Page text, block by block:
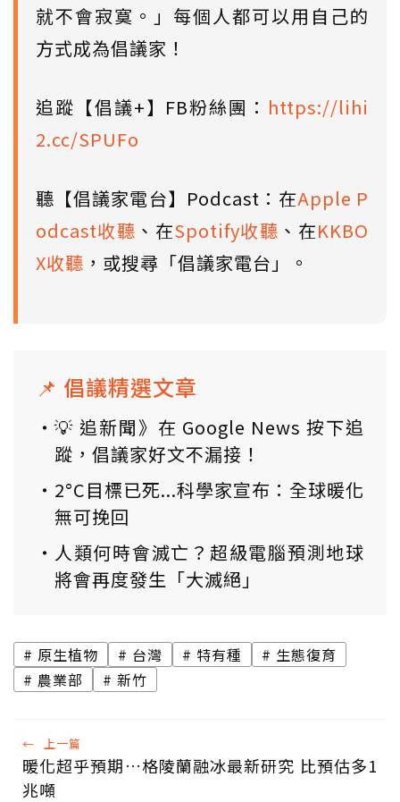
就不會寂寞。」每個人都可以用自己的
方式成為倡議家！
追蹤【倡議+】FB粉絲團： https://lihi
2.cc/SPUFo
聽【倡議家電台】Podcast：在Apple P
odcast收聽 、在Spotify收聽 、在KKBO
X收聽 ，或搜尋「倡議家電台」。
📌 倡議精選文章
💡 追新聞》在 Google News 按下追
蹤，倡議家好文不漏接！
2°C目標已死...科學家宣布：全球暖化
無可挽回
人類何時會滅亡？超級電腦預測地球
將會再度發生「大滅絕」
原生植物 台灣 特有種
生態復育
農業部
新竹
← 上一篇
暖化超乎預期…格陵蘭融冰最新研究 比預估多1
兆噸